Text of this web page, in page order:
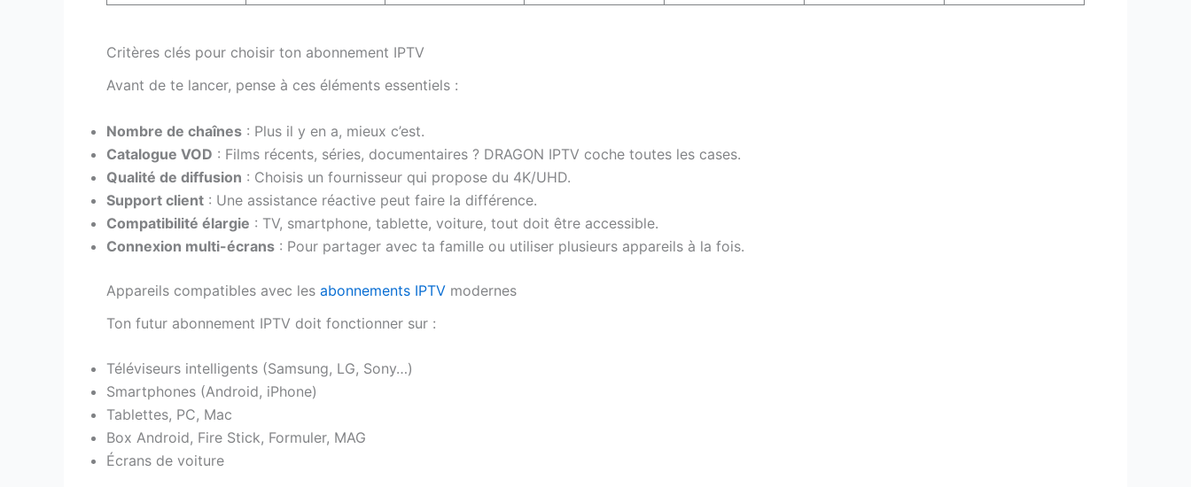
Critères clés pour choisir ton abonnement IPTV
Avant de te lancer, pense à ces éléments essentiels :
Nombre de chaînes : Plus il y en a, mieux c’est.
Catalogue VOD : Films récents, séries, documentaires ? DRAGON IPTV coche toutes les cases.
Qualité de diffusion : Choisis un fournisseur qui propose du 4K/UHD.
Support client : Une assistance réactive peut faire la différence.
Compatibilité élargie : TV, smartphone, tablette, voiture, tout doit être accessible.
Connexion multi-écrans : Pour partager avec ta famille ou utiliser plusieurs appareils à la fois.
Appareils compatibles avec les abonnements IPTV modernes
Ton futur abonnement IPTV doit fonctionner sur :
Téléviseurs intelligents (Samsung, LG, Sony…)
Smartphones (Android, iPhone)
Tablettes, PC, Mac
Box Android, Fire Stick, Formuler, MAG
Écrans de voiture